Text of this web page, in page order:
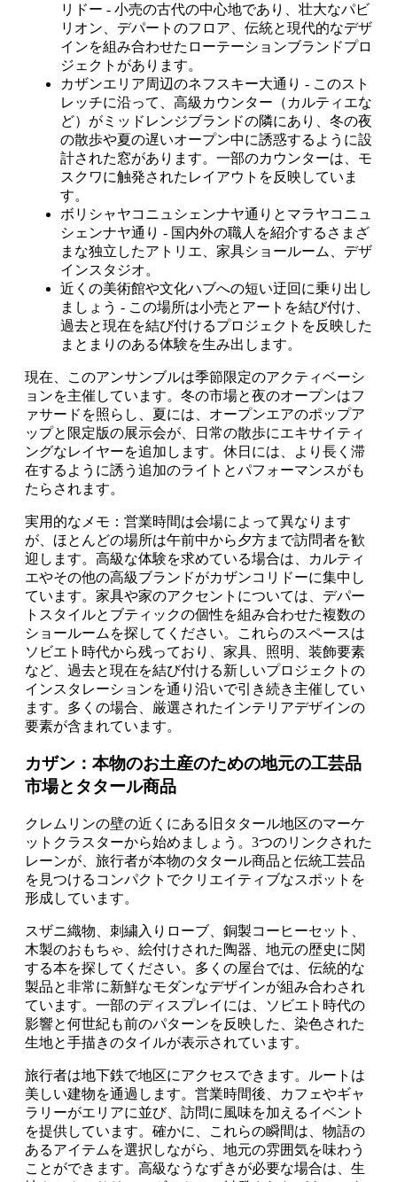
リドー - 小売の古代の中心地であり、壮大なパビ
リオン、デパートのフロア、伝統と現代的なデザ
インを組み合わせたローテーションブランドプロ
ジェクトがあります。
カザンエリア周辺のネフスキー大通り - このスト
レッチに沿って、高級カウンター（カルティエな
ど）がミッドレンジブランドの隣にあり、冬の夜
の散歩や夏の遅いオープン中に誘惑するように設
計された窓があります。一部のカウンターは、モ
スクワに触発されたレイアウトを反映していま
す。
ボリシャヤコニュシェンナヤ通りとマラヤコニュ
シェンナヤ通り - 国内外の職人を紹介するさまざ
まな独立したアトリエ、家具ショールーム、デザ
インスタジオ。
近くの美術館や文化ハブへの短い迂回に乗り出し
ましょう - この場所は小売とアートを結び付け、
過去と現在を結び付けるプロジェクトを反映した
まとまりのある体験を生み出します。
現在、このアンサンブルは季節限定のアクティベーシ
ョンを主催しています。冬の市場と夜のオープンはフ
ァサードを照らし、夏には、オープンエアのポップア
ップと限定版の展示会が、日常の散歩にエキサイティ
ングなレイヤーを追加します。休日には、より長く滞
在するように誘う追加のライトとパフォーマンスがも
たらされます。
実用的なメモ：営業時間は会場によって異なります
が、ほとんどの場所は午前中から夕方まで訪問者を歓
迎します。高級な体験を求めている場合は、カルティ
エやその他の高級ブランドがカザンコリドーに集中し
ています。家具や家のアクセントについては、デパー
トスタイルとブティックの個性を組み合わせた複数の
ショールームを探してください。これらのスペースは
ソビエト時代から残っており、家具、照明、装飾要素
など、過去と現在を結び付ける新しいプロジェクトの
インスタレーションを通り沿いで引き続き主催してい
ます。多くの場合、厳選されたインテリアデザインの
要素が含まれています。
カザン：本物のお土産のための地元の工芸品
市場とタタール商品
クレムリンの壁の近くにある旧タタール地区のマーケ
ットクラスターから始めましょう。3つのリンクされた
レーンが、旅行者が本物のタタール商品と伝統工芸品
を見つけるコンパクトでクリエイティブなスポットを
形成しています。
スザニ織物、刺繍入りローブ、銅製コーヒーセット、
木製のおもちゃ、絵付けされた陶器、地元の歴史に関
する本を探してください。多くの屋台では、伝統的な
製品と非常に新鮮なモダンなデザインが組み合わされ
ています。一部のディスプレイには、ソビエト時代の
影響と何世紀も前のパターンを反映した、染色された
生地と手描きのタイルが表示されています。
旅行者は地下鉄で地区にアクセスできます。ルートは
美しい建物を通過します。営業時間後、カフェやギャ
ラリーがエリアに並び、訪問に風味を加えるイベント
を提供しています。確かに、これらの瞬間は、物語の
あるアイテムを選択しながら、地元の雰囲気を味わう
ことができます。高級なうなずきが必要な場合は、生